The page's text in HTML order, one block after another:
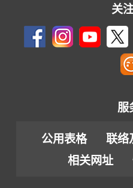
关
服
公用表格 联络
相关网址